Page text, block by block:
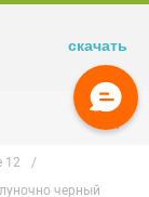
12
черный
скачать